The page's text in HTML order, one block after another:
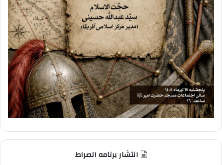
انتشار برنامه الصراط